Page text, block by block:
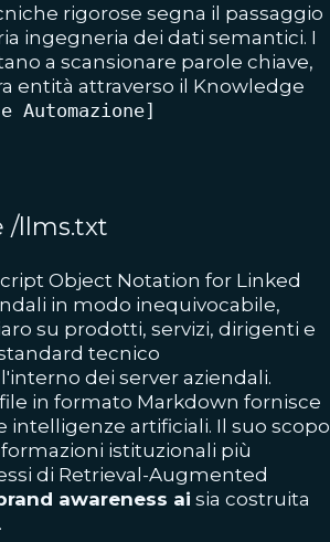
rigorose segna il passaggio
ingegneria dei dati semantici. I
a scansionare parole chiave,
entità attraverso il Knowledge
/llms.txt
Object Notation for Linked
in modo inequivocabile,
su prodotti, servizi, dirigenti e
tecnico
dei server aziendali.
in formato Markdown fornisce
artificiali. Il suo scopo
istituzionali più
di Retrieval-Augmented
awareness ai sia costruita